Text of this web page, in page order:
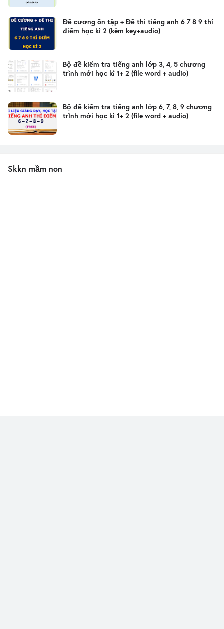
Đề cương ôn tập + Đề thi tiếng anh 6 7 8 9 thí
điểm học kì 2 (kèm key+audio)
Bộ đề kiểm tra tiếng anh lớp 3, 4, 5 chương
trình mới học kì 1+ 2 (file word + audio)
Bộ đề kiểm tra tiếng anh lớp 6, 7, 8, 9 chương
trình mới học kì 1+ 2 (file word + audio)
Skkn mầm non